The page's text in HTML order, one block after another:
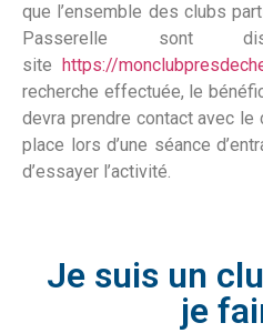
que l’ensemble des clubs
Passerelle sont
site
https://
recherche effectuée, le
devra prendre contact avec
place lors d’une séance
d’essayer l’activité.
Je suis un
je